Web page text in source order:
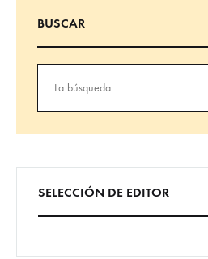
BUSCAR
SELECCIÓN DE EDITOR